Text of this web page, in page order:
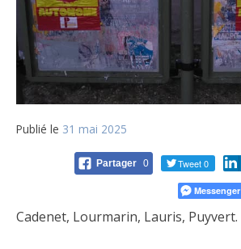
Publié le 31 mai 2025
Partager 0 Tweet 0
Messenger
Cadenet, Lourmarin, Lauris, Puyvert.